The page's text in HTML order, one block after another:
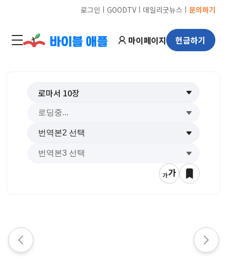
로그인 ㅣ GOODTVㅣ 데일리굿뉴스 ㅣ 문의하기
마이페이지 헌금하기
로마서 10장